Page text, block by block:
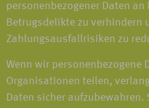
personenbezogener Daten an
Betrugsdelikte zu verhindern
Zahlungsausfallrisiken zu
Wenn wir personenbezogene
Organisationen teilen,
Daten sicher aufzubewahren.